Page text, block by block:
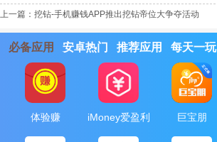
上一篇： 挖钻-手机赚钱APP推出挖钻帝位大争夺活动
必备应用 安卓热门 推荐应用 每天一玩
体验赚 iMoney爱盈利 巨宝朋